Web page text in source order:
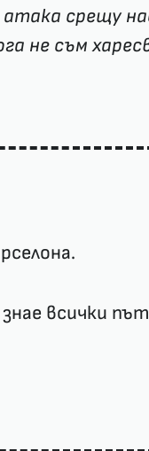
срещу
не съм
всички